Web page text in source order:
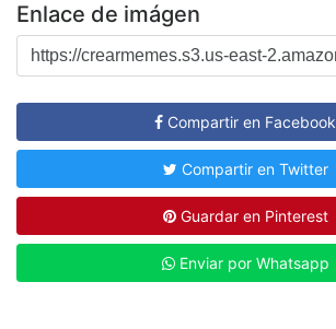
Enlace de imágen
Compartir en Facebook
Compartir en Twitter
Guardar en Pinterest
Enviar por Whatsapp